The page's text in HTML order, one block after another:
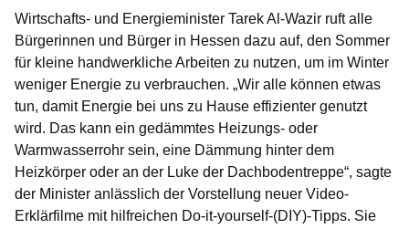
Wirtschafts- und Energieminister Tarek Al-Wazir ruft alle
Bürgerinnen und Bürger in Hessen dazu auf, den Sommer
für kleine handwerkliche Arbeiten zu nutzen, um im Winter
weniger Energie zu verbrauchen. „Wir alle können etwas
tun, damit Energie bei uns zu Hause effizienter genutzt
wird. Das kann ein gedämmtes Heizungs- oder
Warmwasserrohr sein, eine Dämmung hinter dem
Heizkörper oder an der Luke der Dachbodentreppe“, sagte
der Minister anlässlich der Vorstellung neuer Video-
Erklärfilme mit hilfreichen Do-it-yourself-(DIY)-Tipps. Sie